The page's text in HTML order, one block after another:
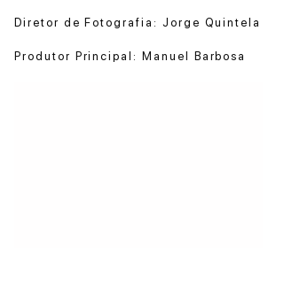
Diretor de Fotografia: Jorge Quintela
Produtor Principal: Manuel Barbosa